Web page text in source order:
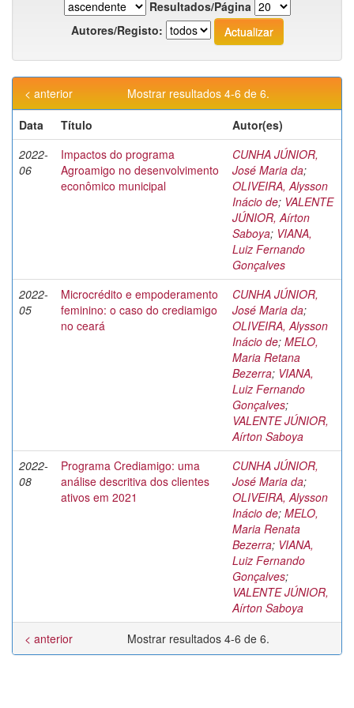
Resultados/Página
Autores/Registo:
Mostrar resultados 4-6 de 6.
< anterior
Data
Título
Autor(es)
2022-
06
Impactos do programa
Agroamigo no desenvolvimento
econômico municipal
CUNHA JÚNIOR,
José Maria da;
OLIVEIRA, Alysson
Inácio de; VALENTE
JÚNIOR, Aírton
Saboya; VIANA,
Luiz Fernando
Gonçalves
2022-
05
Microcrédito e empoderamento
feminino: o caso do crediamigo
no ceará
CUNHA JÚNIOR,
José Maria da;
OLIVEIRA, Alysson
Inácio de; MELO,
Maria Retana
Bezerra; VIANA,
Luiz Fernando
Gonçalves;
VALENTE JÚNIOR,
Aírton Saboya
2022-
08
Programa Crediamigo: uma
análise descritiva dos clientes
ativos em 2021
CUNHA JÚNIOR,
José Maria da;
OLIVEIRA, Alysson
Inácio de; MELO,
Maria Renata
Bezerra; VIANA,
Luiz Fernando
Gonçalves;
VALENTE JÚNIOR,
Aírton Saboya
Mostrar resultados 4-6 de 6.
< anterior